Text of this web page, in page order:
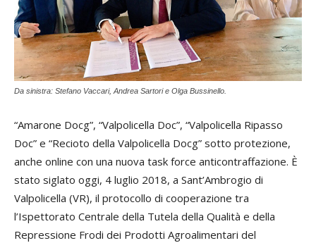
Da sinistra: Stefano Vaccari, Andrea Sartori e Olga Bussinello.
“Amarone Docg”, “Valpolicella Doc”, “Valpolicella Ripasso
Doc” e “Recioto della Valpolicella Docg” sotto protezione,
anche online con una nuova task force anticontraffazione. È
stato siglato oggi, 4 luglio 2018, a Sant’Ambrogio di
Valpolicella (VR), il protocollo di cooperazione tra
l’Ispettorato Centrale della Tutela della Qualità e della
Repressione Frodi dei Prodotti Agroalimentari del